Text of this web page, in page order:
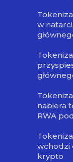
w
nabiera
RWA
wchodzi
krypto